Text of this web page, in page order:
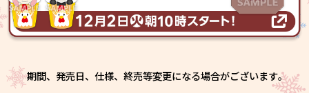
期間、発売日、仕様、終売等変更になる場合がございます｡